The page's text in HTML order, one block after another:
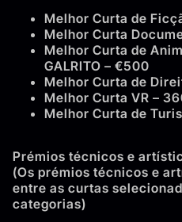
Melhor Curta de
Melhor Curta
Melhor Curta de
GALRITO – €500
Melhor Curta de
Melhor Curta VR –
Melhor Curta de
Prémios técnicos e
(Os prémios técnicos e
entre as curtas
categorias)